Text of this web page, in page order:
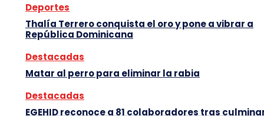
Deportes
Thalía Terrero conquista el oro y pone a vibrar a
República Dominicana
Destacadas
Matar al perro para eliminar la rabia
Destacadas
EGEHID reconoce a 81 colaboradores tras